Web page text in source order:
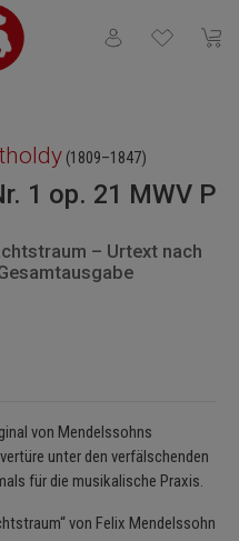
You have 0
(1809–1847)
1 op. 21 MWV P
– Urtext nach
von Mendelssohns
unter den verfälschenden
für die musikalische Praxis.
von Felix Mendelssohn